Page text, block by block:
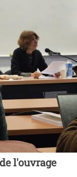
l'ouvrage